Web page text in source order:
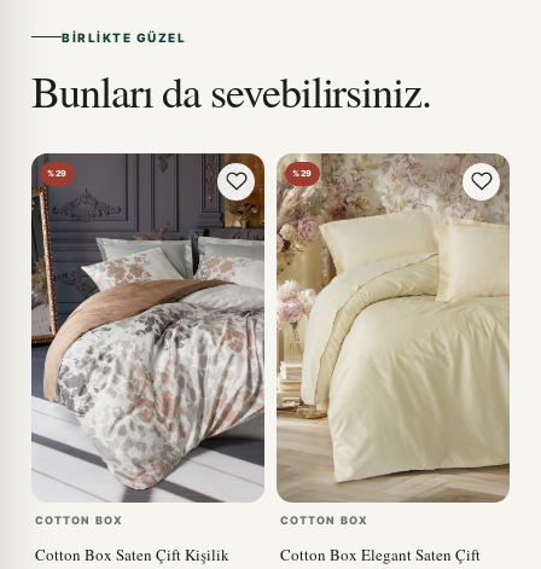
BIRLIKTE GÜZEL
Bunları da sevebilirsiniz.
%29
COTTON BOX
Cotton Box Saten Çift Kişilik
%29
COTTON BOX
Cotton Box Elegant Saten Çift